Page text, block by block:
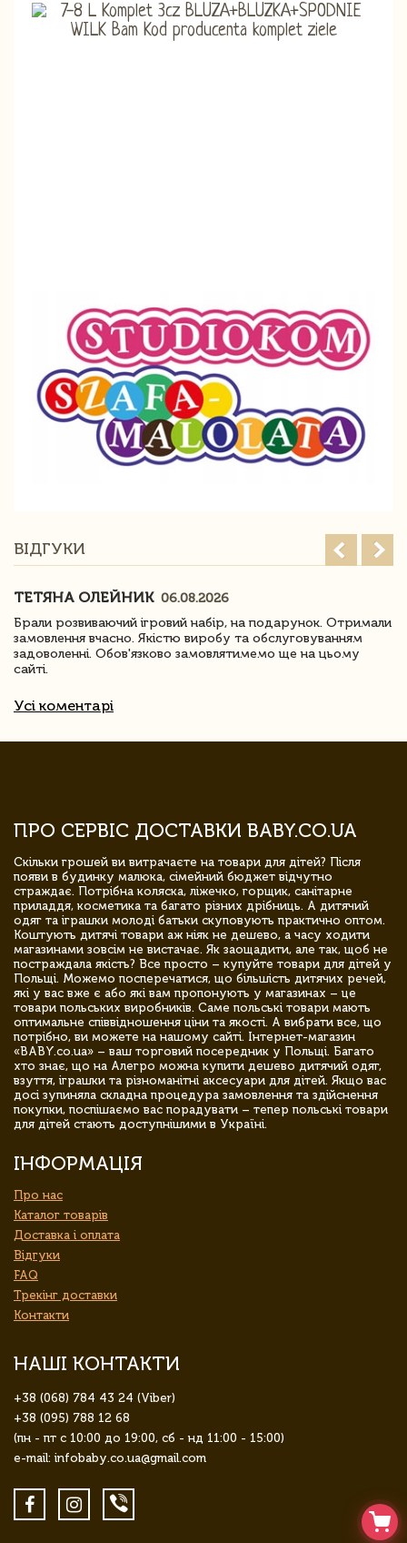
ВІДГУКИ
ТЕТЯНА ОЛЕЙНИК 06.08.2026
Брали розвиваючий ігровий набір, на подарунок. Отримали
замовлення вчасно. Якістю виробу та обслуговуванням
задоволенні. Обов'язково замовлятимемо ще на цьому
сайті.
Усі коментарі
ПРО СЕРВІС ДОСТАВКИ BABY.CO.UA
Скільки грошей ви витрачаєте на товари для дітей? Після
появи в будинку малюка, сімейний бюджет відчутно
страждає. Потрібна коляска, ліжечко, горщик, санітарне
приладдя, косметика та багато різних дрібниць. А дитячий
одяг та іграшки молоді батьки скуповують практично оптом.
Коштують дитячі товари аж ніяк не дешево, а часу ходити
магазинами зовсім не вистачає. Як заощадити, але так, щоб не
постраждала якість? Все просто – купуйте товари для дітей у
Польщі. Можемо посперечатися, що більшість дитячих речей,
які у вас вже є або які вам пропонують у магазинах – це
товари польських виробників. Саме польські товари мають
оптимальне співвідношення ціни та якості. А вибрати все, що
потрібно, ви можете на нашому сайті. Інтернет-магазин
«BABY.co.ua» – ваш торговий посередник у Польщі. Багато
хто знає, що на Алегро можна купити дешево дитячий одяг,
взуття, іграшки та різноманітні аксесуари для дітей. Якщо вас
досі зупиняла складна процедура замовлення та здійснення
покупки, поспішаємо вас порадувати – тепер польські товари
для дітей стають доступнішими в Україні.
ІНФОРМАЦІЯ
Про нас
Каталог товарів
Доставка і оплата
Відгуки
FAQ
Трекінг доставки
Контакти
НАШІ КОНТАКТИ
+38 (068) 784 43 24 (Viber)
+38 (095) 788 12 68
(пн - пт с 10:00 до 19:00, сб - нд 11:00 - 15:00)
e-mail: infobaby.co.ua@gmail.com